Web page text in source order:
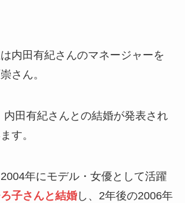
内田有紀さんのマネージャーを
さん。
内田有紀さんとの結婚が発表され
す。
年にモデル・女優として活躍
子さんと結婚し、2年後の2006年